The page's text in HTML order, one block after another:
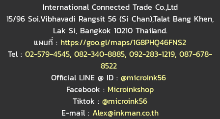
International Connected Trade Co.,Ltd
15/96 Soi.Vibhavadi Rangsit 56 (Si Chan),Talat Bang Khen,
Lak Si, Bangkok 10210 Thailand.
แผนที่ : https://goo.gl/maps/1G8PHQ46FNS2
Tel : 02-579-4545, 082-340-8885, 092-283-1219, 087-678-
8522
Official LINE @ ID : @microink56
Facebook : Microinkshop
Tiktok : @microink56
E-mail : Alex@inkman.co.th